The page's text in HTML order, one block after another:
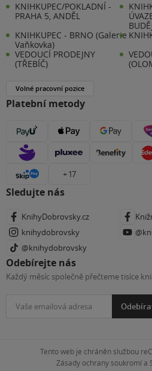
KNIHKUPEC/POKLADNÍ -
PRAHA 5, ANDĚL
KNIHKUPEC - BRNO (Galerie
Vaňkovka)
VEDOUCÍ PRODEJNY
(TŘEBÍČ)
Volné pracovní pozice
Platební metody
+ 17
Sledujte nás
KnihyDobrovsky.cz
knihydobrovsky
@knihydobrovsky
Odebírejte nás
Každý měsíc společně přečteme tisíce
Tento web je chráněn službou
Zásady ochrany soukromía